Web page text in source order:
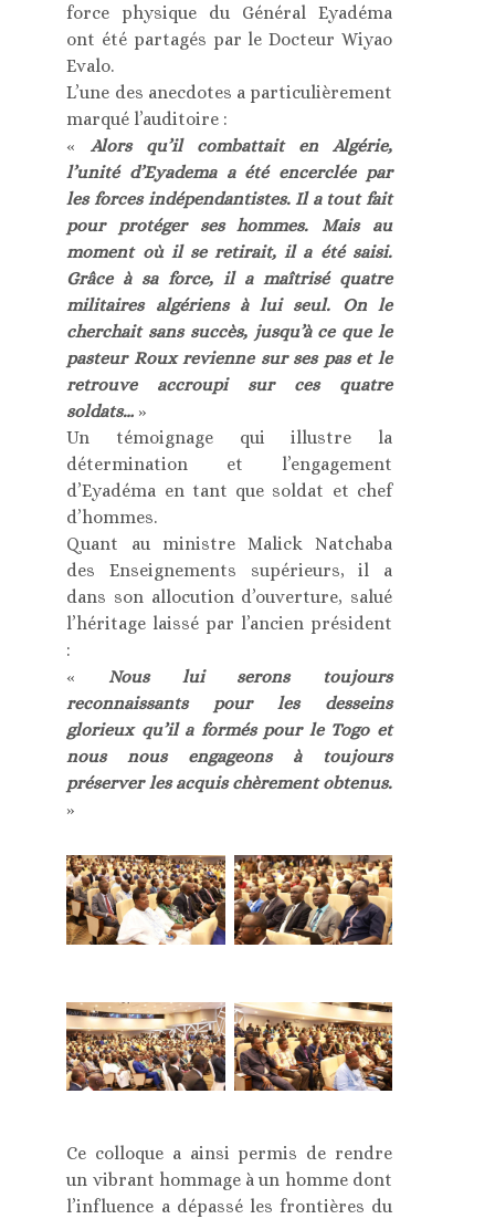
force physique du Général Eyadéma
ont été partagés par le Docteur Wiyao
Evalo.
L’une des anecdotes a particulièrement
marqué l’auditoire :
« Alors qu’il combattait en Algérie,
l’unité d’Eyadema a été encerclée par
les forces indépendantistes. Il a tout fait
pour protéger ses hommes. Mais au
moment où il se retirait, il a été saisi.
Grâce à sa force, il a maîtrisé quatre
militaires algériens à lui seul. On le
cherchait sans succès, jusqu’à ce que le
pasteur Roux revienne sur ses pas et le
retrouve accroupi sur ces quatre
soldats… »
Un témoignage qui illustre la
détermination et l’engagement
d’Eyadéma en tant que soldat et chef
d’hommes.
Quant au ministre Malick Natchaba
des Enseignements supérieurs, il a
dans son allocution d’ouverture, salué
l’héritage laissé par l’ancien président
:
«Nous lui serons toujours
reconnaissants pour les desseins
glorieux qu’il a formés pour le Togo et
nous nous engageons à toujours
préserver les acquis chèrement obtenus.
»
Ce colloque a ainsi permis de rendre
un vibrant hommage à un homme dont
l’influence a dépassé les frontières du